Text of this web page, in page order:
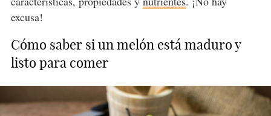
excusa!
Cómo saber si un melón está maduro y
listo para comer